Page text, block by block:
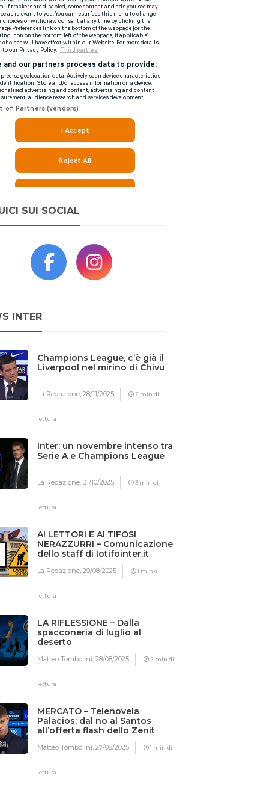
SUI SOCIAL
INTER
Champions League, c’è già il
Liverpool nel mirino di Chivu
La Redazione,28/11/2025 2 min di
lettura
Inter: un novembre intenso tra
Serie A e Champions League
La Redazione,31/10/2025 3 min di
lettura
AI LETTORI E AI TIFOSI
NERAZZURRI – Comunicazione
dello staff di Iotifointer.it
La Redazione,29/08/2025 1 min di
lettura
LA RIFLESSIONE – Dalla
spacconeria di luglio al
deserto
Matteo Tombolini,28/08/2025 2 min di
lettura
MERCATO – Telenovela
Palacios: dal no al Santos
all’offerta flash dello Zenit
Matteo Tombolini,27/08/2025 1 min di
lettura